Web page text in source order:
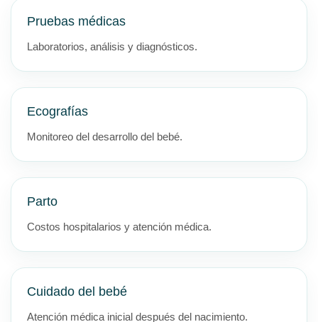
Pruebas médicas
Laboratorios, análisis y diagnósticos.
Ecografías
Monitoreo del desarrollo del bebé.
Parto
Costos hospitalarios y atención médica.
Cuidado del bebé
Atención médica inicial después del nacimiento.